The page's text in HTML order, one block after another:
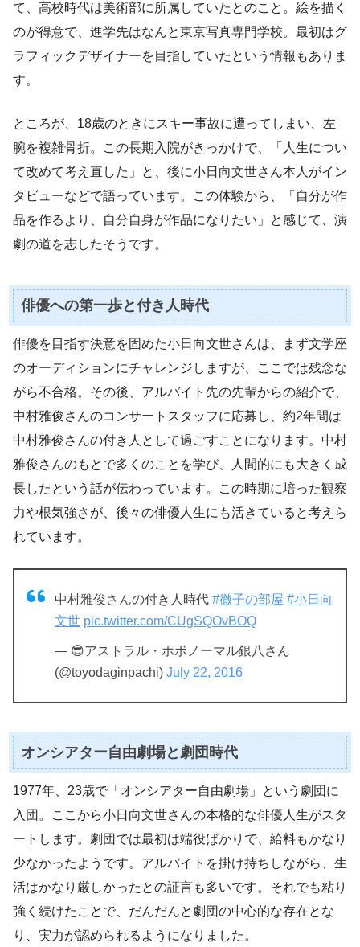
て、高校時代は美術部に所属していたとのこと。絵を描く
のが得意で、進学先はなんと東京写真専門学校。最初はグ
ラフィックデザイナーを目指していたという情報もありま
す。
ところが、18歳のときにスキー事故に遭ってしまい、左
腕を複雑骨折。この長期入院がきっかけで、「人生につい
て改めて考え直した」と、後に小日向文世さん本人がイン
タビューなどで語っています。この体験から、「自分が作
品を作るより、自分自身が作品になりたい」と感じて、演
劇の道を志したそうです。
俳優への第一歩と付き人時代
俳優を目指す決意を固めた小日向文世さんは、まず文学座
のオーディションにチャレンジしますが、ここでは残念な
がら不合格。その後、アルバイト先の先輩からの紹介で、
中村雅俊さんのコンサートスタッフに応募し、約2年間は
中村雅俊さんの付き人として過ごすことになります。中村
雅俊さんのもとで多くのことを学び、人間的にも大きく成
長したという話が伝わっています。この時期に培った観察
力や根気強さが、後々の俳優人生にも活きていると考えら
れています。
中村雅俊さんの付き人時代 #徹子の部屋 #小日向
文世 pic.twitter.com/CUgSQOvBOQ
— 😎アストラル・ホボノーマル銀八さん
(@toyodaginpachi) July 22, 2016
オンシアター自由劇場と劇団時代
1977年、23歳で「オンシアター自由劇場」という劇団に
入団。ここから小日向文世さんの本格的な俳優人生がスタ
ートします。劇団では最初は端役ばかりで、給料もかなり
少なかったようです。アルバイトを掛け持ちしながら、生
活はかなり厳しかったとの証言も多いです。それでも粘り
強く続けたことで、だんだんと劇団の中心的な存在とな
り、実力が認められるようになりました。